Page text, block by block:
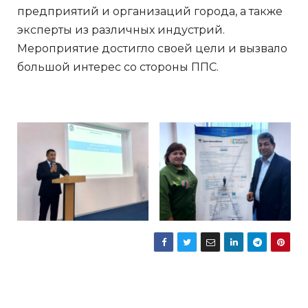
предприятий и организаций города, а также
эксперты из различных индустрий.
Мероприятие достигло своей цели и вызвало
большой интерес со стороны ППС.